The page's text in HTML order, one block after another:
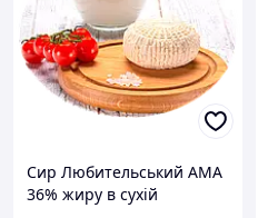
Сир Любительський АМА
36% жиру в сухій